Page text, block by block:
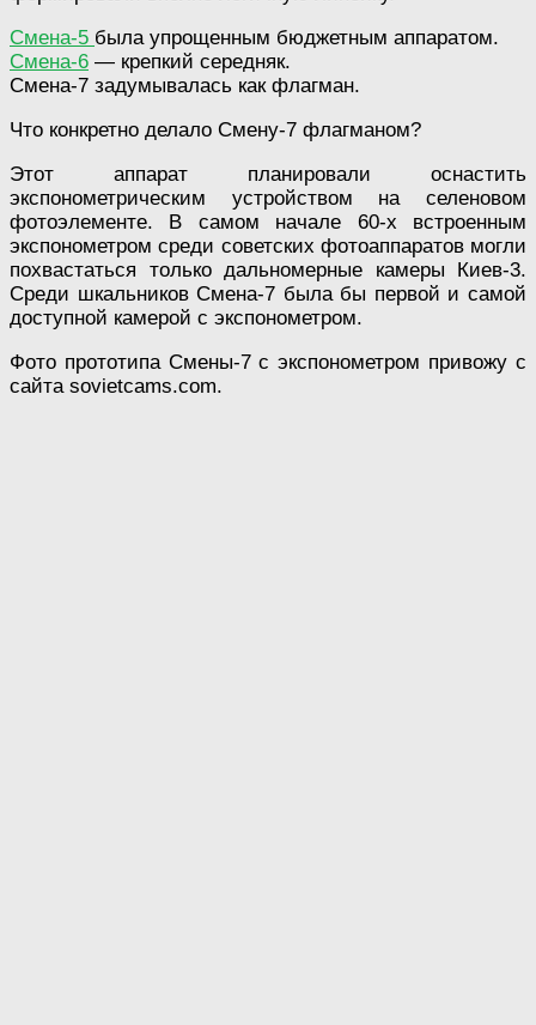
Смена-5 была упрощенным бюджетным аппаратом.
Смена-6 — крепкий середняк.
Смена-7 задумывалась как флагман.
Что конкретно делало Смену-7 флагманом?
Этот аппарат планировали оснастить
экспонометрическим устройством на селеновом
фотоэлементе. В самом начале 60-х встроенным
экспонометром среди советских фотоаппаратов могли
похвастаться только дальномерные камеры Киев-3.
Среди шкальников Смена-7 была бы первой и самой
доступной камерой с экспонометром.
Фото прототипа Смены-7 с экспонометром привожу с
сайта sovietcams.com.